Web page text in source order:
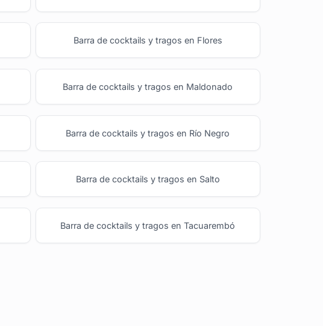
Barra de cocktails y tragos en Flores
Barra de cocktails y tragos en Maldonado
Barra de cocktails y tragos en Río Negro
Barra de cocktails y tragos en Salto
Barra de cocktails y tragos en Tacuarembó